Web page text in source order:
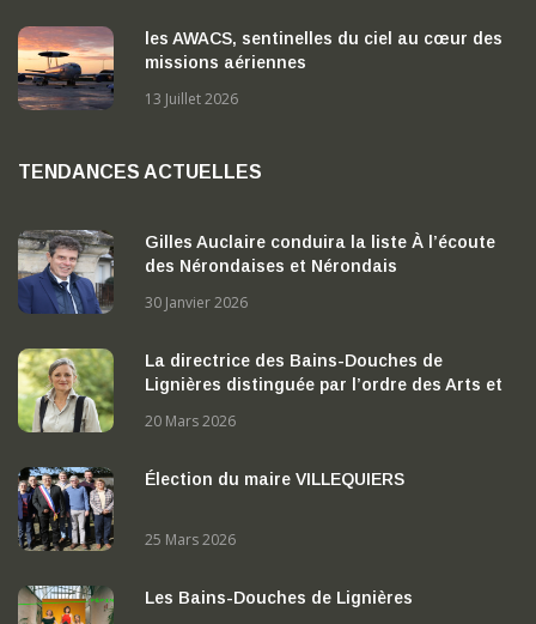
les AWACS, sentinelles du ciel au cœur des
missions aériennes
13 Juillet 2026
TENDANCES ACTUELLES
Gilles Auclaire conduira la liste À l’écoute
des Nérondaises et Nérondais
30 Janvier 2026
La directrice des Bains-Douches de
Lignières distinguée par l’ordre des Arts et
20 Mars 2026
Élection du maire VILLEQUIERS
25 Mars 2026
Les Bains-Douches de Lignières